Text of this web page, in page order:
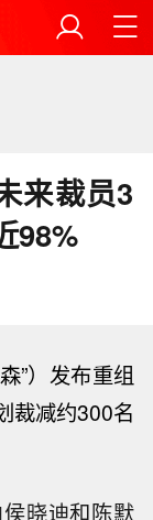
来裁员3
98%
”）发布重组
裁减约300名
晓迪和陈默